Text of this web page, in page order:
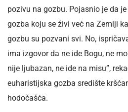
pozivu na gozbu. Pojasnio je da
gozba koju se živi već na Zemlji
gozbu su pozvani svi. No,
ima izgovor da ne ide Bogu, ne
nije ljubazan, ne ide na misu”,
euharistijska gozba središte
hodočašća.